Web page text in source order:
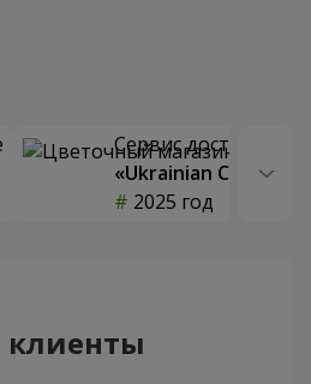
Сервис доставки
«Ukrainian Choice»
2025 год